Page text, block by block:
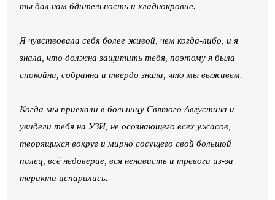
ты дал нам бдительность и хладнокровие.
Я чувствовала себя более живой, чем когда-либо, и я
знала, что должна защитить тебя, поэтому я была
спокойна, собранна и твердо знала, что мы выживем.
Когда мы приехали в больницу Святого Августина и
увидели тебя на УЗИ, не осознающего всех ужасов,
творящихся вокруг и мирно сосущего свой большой
палец, всё недоверие, вся ненависть и тревога из-за
теракта испарились.